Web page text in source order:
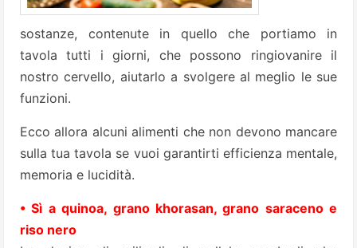
sostanze, contenute in quello che portiamo in
tavola tutti i giorni, che possono ringiovanire il
nostro cervello, aiutarlo a svolgere al meglio le sue
funzioni.
Ecco allora alcuni alimenti che non devono mancare
sulla tua tavola se vuoi garantirti efficienza mentale,
memoria e lucidità.
• Sì a quinoa, grano khorasan, grano saraceno e
riso nero